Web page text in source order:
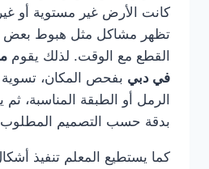
كانت الأرض غير مستوية أو
تظهر مشاكل مثل هبوط بعض
القطع مع الوقت. لذلك يقوم
في دبي بفحص المكان،
الرمل أو الطبقة المناسبة،
بدقة حسب التصميم
كما يستطيع المعلم تنفيذ